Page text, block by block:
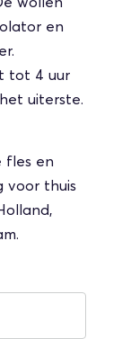
wollen
en
tot 4 uur
uiterste.
fles en
voor thuis